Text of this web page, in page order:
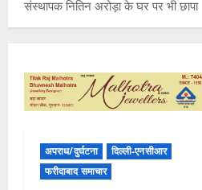
संस्थापक नितिन अरोड़ा के घर पर भी छापा
अपराध/दुर्घटना
दिल्ली-एनसीआर
फरीदाबाद समाचार